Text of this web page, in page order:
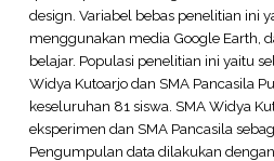
design. Variabel bebas penelitian ini
menggunakan media Google Earth,
belajar. Populasi penelitian ini yaitu
Widya Kutoarjo dan SMA Pancasila
keseluruhan 81 siswa. SMA Widya
eksperimen dan SMA Pancasila
Pengumpulan data dilakukan